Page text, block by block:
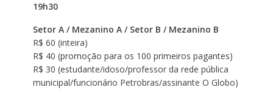
19h30
Setor A / Mezanino A / Setor B / Mezanino B
R$ 60 (inteira)
R$ 40 (promoção para os 100 primeiros pagantes)
R$ 30 (estudante/idoso/professor da rede pública
municipal/funcionário Petrobras/assinante O Globo)